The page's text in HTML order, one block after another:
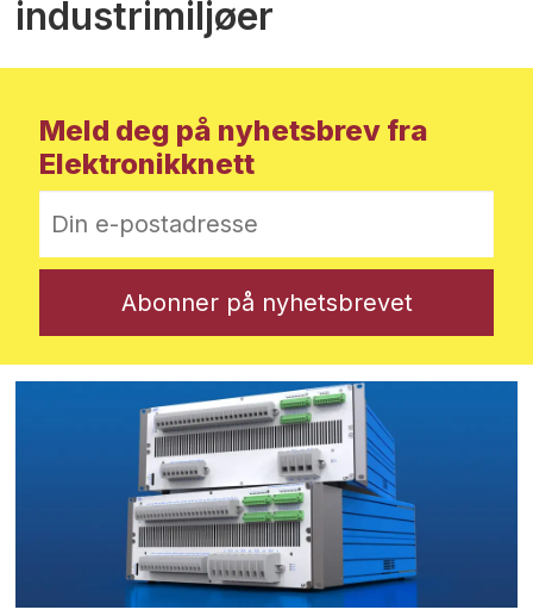
industrimiljøer
Meld deg på nyhetsbrev fra
Elektronikknett